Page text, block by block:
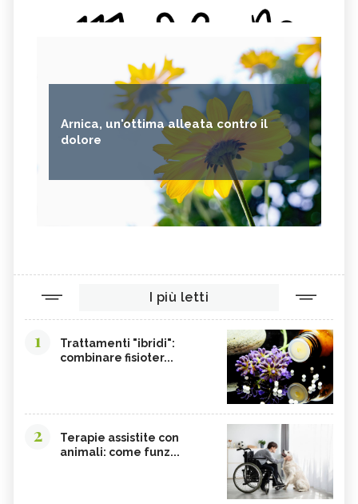
Arnica, un'ottima alleata contro il
dolore
I più letti
1
Trattamenti "ibridi":
combinare fisioter...
2
Terapie assistite con
animali: come funz...